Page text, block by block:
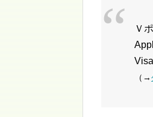
Ｖ
（→